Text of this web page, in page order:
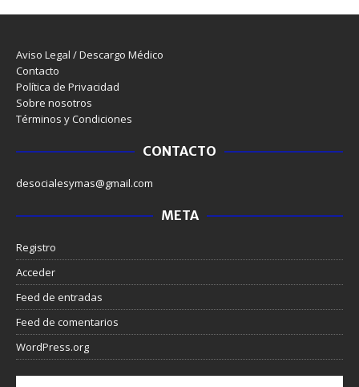
Aviso Legal / Descargo Médico
Contacto
Política de Privacidad
Sobre nosotros
Términos y Condiciones
CONTACTO
desocialesymas@gmail.com
META
Registro
Acceder
Feed de entradas
Feed de comentarios
WordPress.org